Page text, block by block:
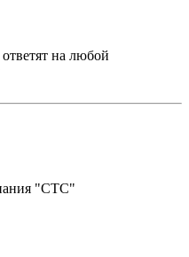
на любой
"СТС"